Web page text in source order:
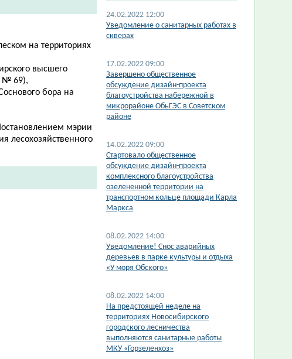
на территориях
высшего
№ 69),
бора на
мэрии
лесохозяйственного
24.02.2022 12:00
Уведомление о санитарных работах в
скверах
17.02.2022 09:00
​Завершено общественное
обсуждение дизайн-проекта
благоустройства набережной в
микрорайоне ОбьГЭС в Советском
районе
14.02.2022 09:00
Стартовало общественное
обсуждение дизайн-проекта
комплексного благоустройства
озелененной территории на
транспортном кольце площади Карла
Маркса
08.02.2022 14:00
Уведомление! Снос аварийных
деревьев в парке культуры и отдыха
«У моря Обского»
08.02.2022 14:00
На предстоящей неделе на
территориях Новосибирского
городского лесничества
выполняются санитарные работы
МКУ «Горзеленхоз»